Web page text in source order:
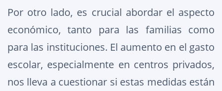
Por otro lado, es crucial abordar el aspecto
económico, tanto para las familias como
para las instituciones. El aumento en el gasto
escolar, especialmente en centros privados,
nos lleva a cuestionar si estas medidas están